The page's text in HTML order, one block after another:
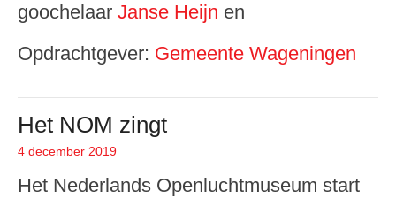
goochelaar Janse Heijn en
Opdrachtgever: Gemeente Wageningen
Het NOM zingt
Geplaatst op
4 december 2019
Het Nederlands Openluchtmuseum start